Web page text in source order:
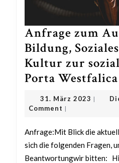
Anfrage zum
Bildung,
Kultur zur
Porta Westfalica
31. März 2023 31.
|
Comment |
Anfrage:Mit Blick die aktuelle soziale Lage stellen
sich die folgenden Fragen,
Beantwortungwir bitten: